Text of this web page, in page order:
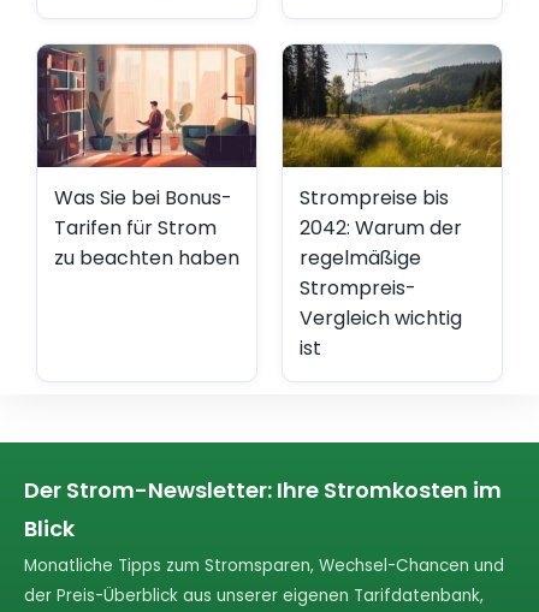
Was Sie bei Bonus-
Tarifen für Strom
zu beachten haben
Strompreise bis
2042: Warum der
regelmäßige
Strompreis-
Vergleich wichtig
ist
Der Strom-Newsletter: Ihre Stromkosten im
Blick
Monatliche Tipps zum Stromsparen, Wechsel-Chancen und
der Preis-Überblick aus unserer eigenen Tarifdatenbank,